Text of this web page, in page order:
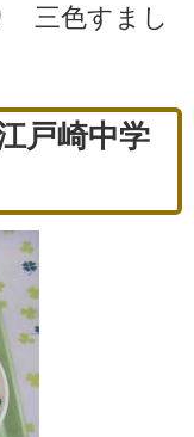
三色すまし
戸崎中学